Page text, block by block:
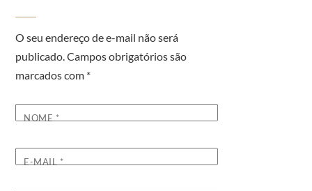
O seu endereço de e-mail não será
publicado.Campos obrigatórios são
marcados com *
NOME*
E-MAIL *